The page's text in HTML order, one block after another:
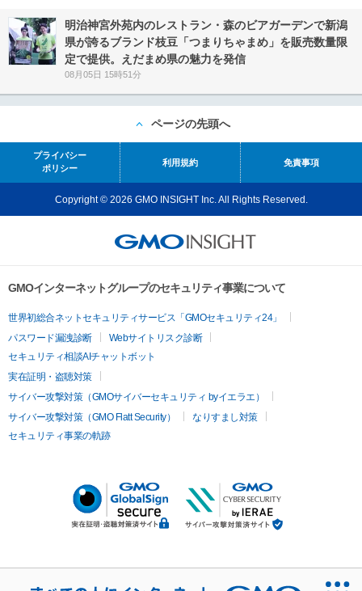
明治神宮外苑内のレストラン・森のビアガーデンで新潟
県が誇るブランド枝豆「つまりちゃまめ」を販売数量限
定で提供。えだまめ県の魅力を発信
08月05日 15時51分
ページの先頭へ
プライバシー
ポリシー
利用規約 免責事項
Copyright © 2026 GMO INSIGHT Inc. All Rights Reserved.
GMOインターネットグループのセキュリティ事業について
世界初総合ネットセキュリティサービス「GMOセキュリティ24」
パスワード漏洩診断
Webサイトリスク診断
セキュリティ相談AIチャットボット
実在証明・盗聴対策
サイバー攻撃対策（GMOサイバーセキュリティ byイエラエ）
サイバー攻撃対策（GMO Flatt Security）
なりすまし対策
セキュリティ事業の軌跡